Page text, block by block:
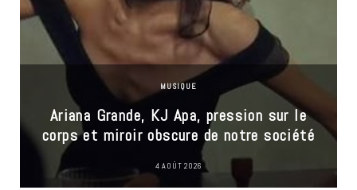
MUSIQUE
Ariana Grande, KJ Apa, pression sur le
corps et miroir obscure de notre société
4 AOÛT 2026